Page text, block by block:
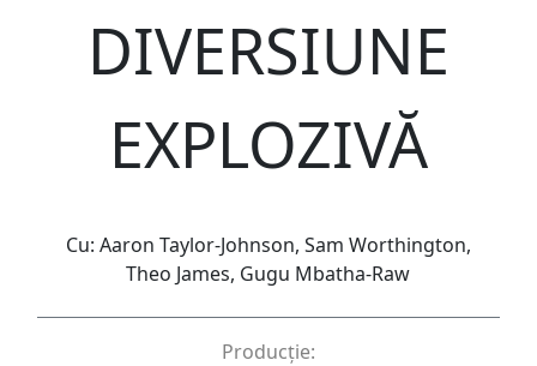
DIVERSIUNE
EXPLOZIVĂ
Cu: Aaron Taylor-Johnson, Sam Worthington,
Theo James, Gugu Mbatha-Raw
Producție: